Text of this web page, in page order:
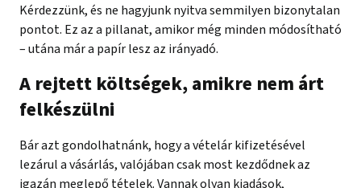
Kérdezzünk, és ne hagyjunk nyitva semmilyen bizonytalan
pontot. Ez az a pillanat, amikor még minden módosítható
– utána már a papír lesz az irányadó.
A rejtett költségek, amikre nem árt
felkészülni
Bár azt gondolhatnánk, hogy a vételár kifizetésével
lezárul a vásárlás, valójában csak most kezdődnek az
igazán meglepő tételek. Vannak olyan kiadások,